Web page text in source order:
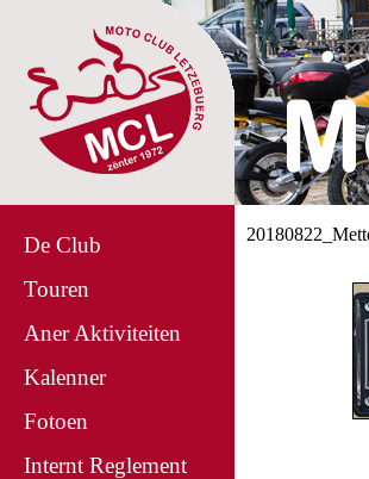
De Club
Touren
Aner Aktiviteiten
Kalenner
Fotoen
Internt Reglement